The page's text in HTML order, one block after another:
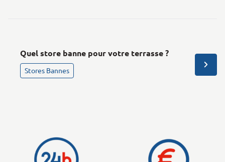
Quel store banne pour votre terrasse ?
Stores Bannes